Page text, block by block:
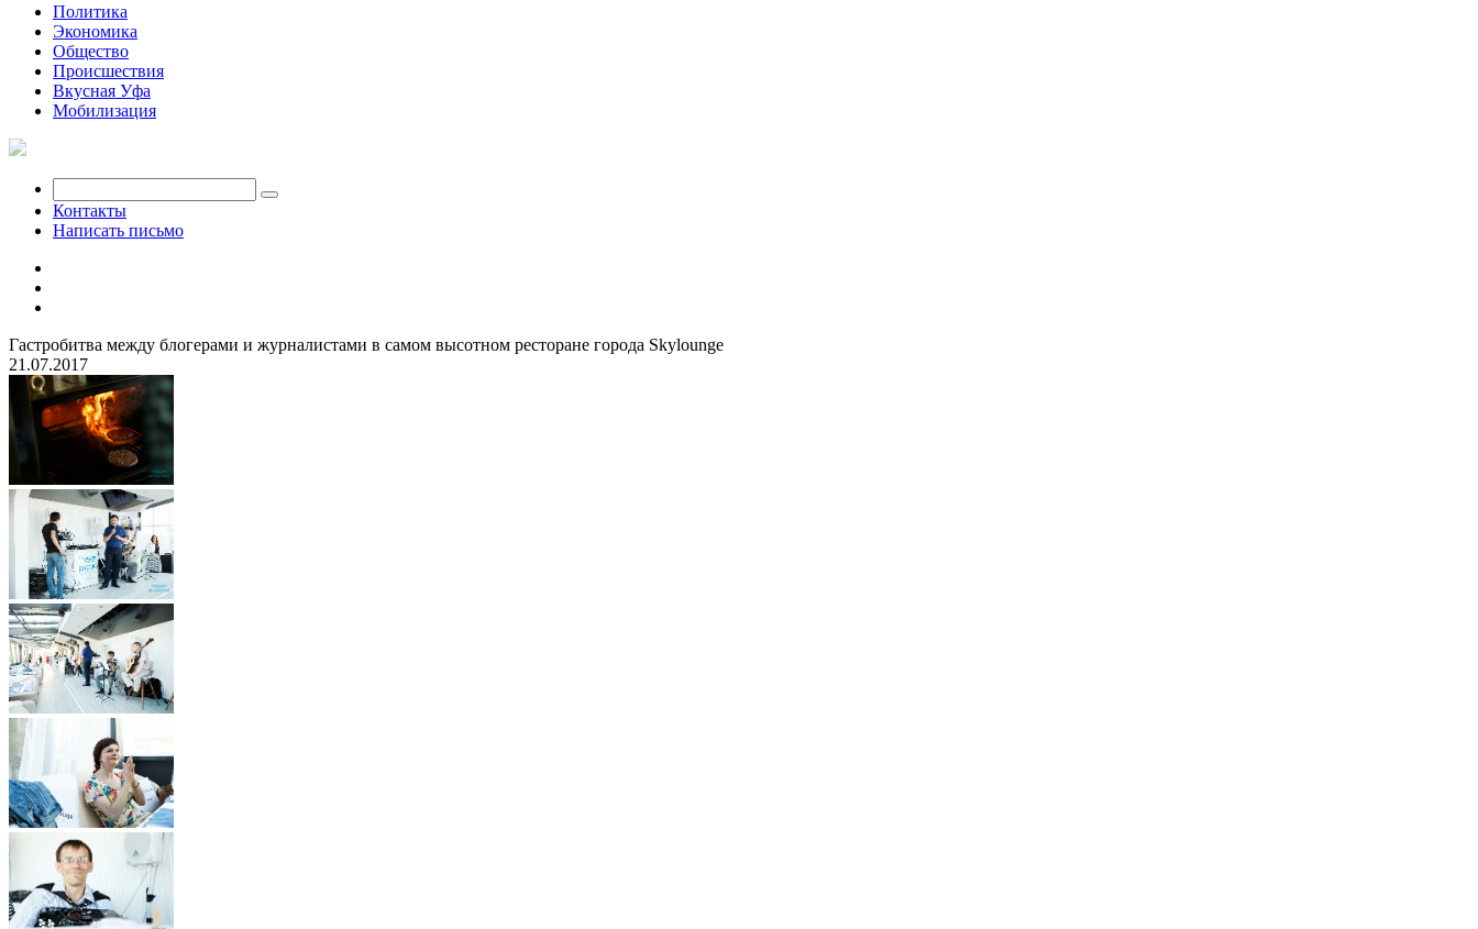
Политика
Экономика
Общество
Происшествия
Вкусная Уфа
Мобилизация
Контакты
Написать письмо
Гастробитва между блогерами и журналистами в самом высотном ресторане города Skylounge
21.07.2017